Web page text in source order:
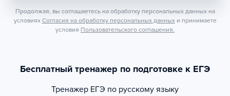
Продолжая, вы соглашаетесь на обработку персональных данных на
условиях Согласия на обработку персональных данных и принимаете
условия Пользовательского соглашения.
Бесплатный тренажер по подготовке к ЕГЭ
Тренажер ЕГЭ по русскому языку